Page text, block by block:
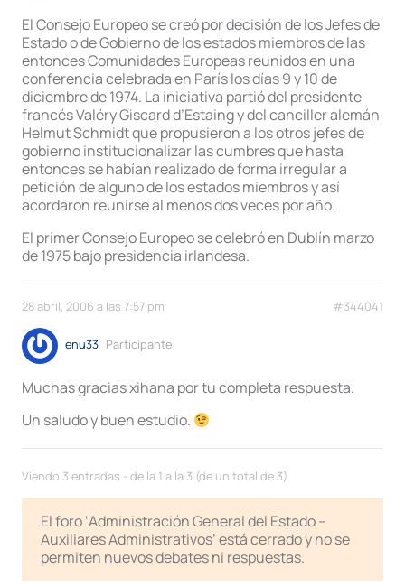
El Consejo Europeo se creó por decisión de los Jefes de
Estado o de Gobierno de los estados miembros de las
entonces Comunidades Europeas reunidos en una
conferencia celebrada en París los días 9 y 10 de
diciembre de 1974. La iniciativa partió del presidente
francés Valéry Giscard d’Estaing y del canciller alemán
Helmut Schmidt que propusieron a los otros jefes de
gobierno institucionalizar las cumbres que hasta
entonces se habían realizado de forma irregular a
petición de alguno de los estados miembros y así
acordaron reunirse al menos dos veces por año.
El primer Consejo Europeo se celebró en Dublín marzo
de 1975 bajo presidencia irlandesa.
28 abril, 2006 a las 7:57 pm #344041
enu33 Participante
Muchas gracias xihana por tu completa respuesta.
Un saludo y buen estudio.
Viendo 3 entradas - de la 1 a la 3 (de un total de 3)
El foro ‘Administración General del Estado –
Auxiliares Administrativos’ está cerrado y no se
permiten nuevos debates ni respuestas.